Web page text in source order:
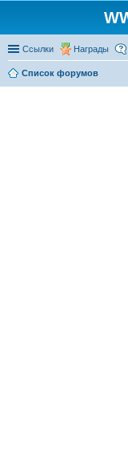
Ссылки Награды
Список форумов